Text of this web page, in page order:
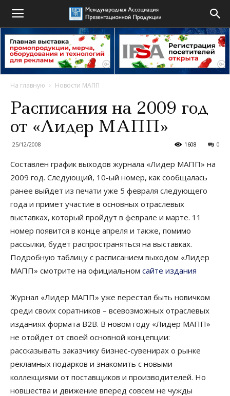
На главную Новости МАПП
Расписания на 2009 год
от «Лидер МАПП»
25/12/2008 0
1608
Составлен график выходов журнала «Лидер МАПП» на
2009 год. Следующий, 10-ый номер, как сообщалась
ранее выйдет из печати уже 5 февраля следующего
года и примет участие в основных отраслевых
выставках, который пройдут в феврале и марте. 11
номер появится в конце апреля и также, помимо
рассылки, будет распространяться на выставках.
Подробную таблицу с расписанием выходом «Лидер
МАПП» смотрите на официальном сайте издания
Журнал «Лидер МАПП» уже перестал быть новичком
среди своих соратников – всевозможных отраслевых
изданиях формата B2B. В новом году «Лидер МАПП»
не отойдет от своей основной концепции:
рассказывать заказчику бизнес-сувенирах о рынке
рекламных подарков и знакомить с новыми
коллекциями от поставщиков и производителей. Но
новшества и движение вперед совсем не чужды